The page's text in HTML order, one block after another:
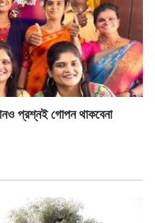
হয়ে থাবা বসাতে
প্রশ্নই গোপন থাকবেনা